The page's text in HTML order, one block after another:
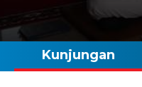
Kunjungan